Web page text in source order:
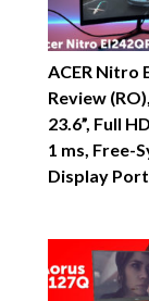
ACER Nitro
Review
23.6”, Full
1 ms, Free-
Display